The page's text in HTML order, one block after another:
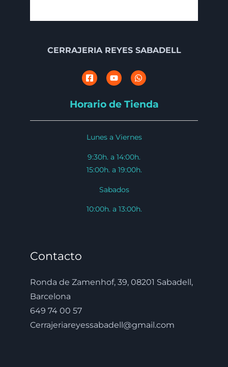
CERRAJERIA REYES SABADELL
Horario de Tienda
Lunes a Viernes
9:30h. a 14:00h.
15:00h. a 19:00h.
Sabados
10:00h. a 13:00h.
Contacto
Ronda de Zamenhof, 39, 08201 Sabadell,
Barcelona
649 74 00 57
Cerrajeriareyessabadell@gmail.com